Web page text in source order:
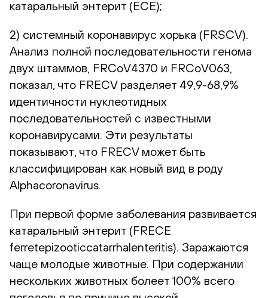
катаральный энтерит (ECE);
2) системный коронавирус хорька (FRSCV).
Анализ полной последовательности генома
двух штаммов, FRCoV4370 и FRCoV063,
показал, что FRECV разделяет 49,9-68,9%
идентичности нуклеотидных
последовательностей с известными
коронавирусами. Эти результаты
показывают, что FRECV может быть
классифицирован как новый вид в роду
Alphacoronavirus.
При первой форме заболевания развивается
катаральный энтерит (FRECE
ferretepizooticcatarrhalenteritis). Заражаются
чаще молодые животные. При содержании
нескольких животных болеет 100% всего